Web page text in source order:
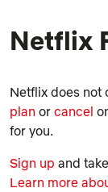
Netflix
Netflix does not
plan or cancel
for you.
Sign up and
Learn more